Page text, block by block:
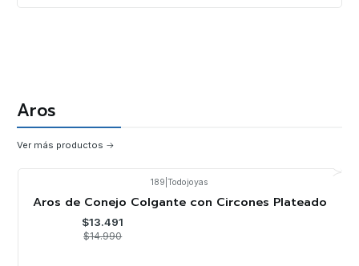
Aros
Ver más productos
189 Todojoyas
Aros de Conejo Colgante con Circones Plateado
$13.491
$14.990